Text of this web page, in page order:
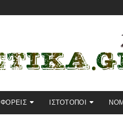
ΦΟΡΕΙΣ ΙΣΤΟΤΟΠΟΙ